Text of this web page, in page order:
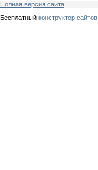
Полная версия сайта
Бесплатный конструктор сайтов